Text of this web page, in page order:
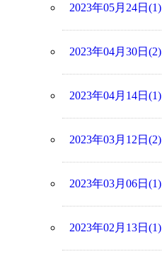
2023年05月24日(1)
2023年04月30日(2)
2023年04月14日(1)
2023年03月12日(2)
2023年03月06日(1)
2023年02月13日(1)